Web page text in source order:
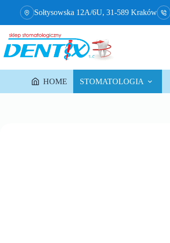
Sołtysowska 12A/6U, 31-589 Kraków
HOME STOMATOLOGIA